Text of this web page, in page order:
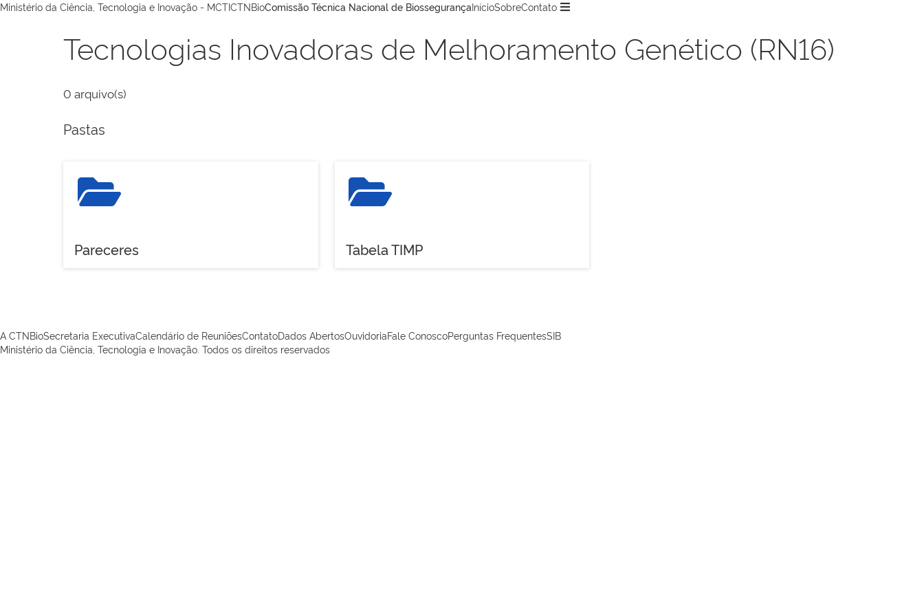
Ministério da Ciência, Tecnologia e Inovação - MCTICTNBioComissão Técnica Nacional de BiossegurançaInícioSobreContato
Tecnologias Inovadoras de Melhoramento Genético (RN16)
0 arquivo(s)
Pastas
Pareceres Tabela TIMP
A CTNBioSecretaria ExecutivaCalendário de ReuniõesContatoDados AbertosOuvidoriaFale ConoscoPerguntas FrequentesSIB
Ministério da Ciência, Tecnologia e Inovação. Todos os direitos reservados